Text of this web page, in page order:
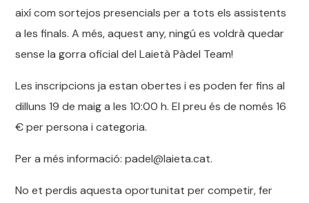
així com sortejos presencials per a tots els assistents
a les finals. A més, aquest any, ningú es voldrà quedar
sense la gorra oficial del Laietà Pàdel Team!
Les inscripcions ja estan obertes i es poden fer fins al
dilluns 19 de maig a les 10:00 h. El preu és de només 16
€ per persona i categoria.
Per a més informació: padel@laieta.cat.
No et perdis aquesta oportunitat per competir, fer